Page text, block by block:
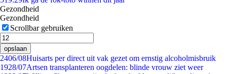
Gezondheid
Gezondheid
Scrollbar gebruiken
opslaan
2406/08Huisarts per direct uit vak gezet om ernstig alcoholmisbruik
1928/07Artsen transplanteren oogdelen: blinde vrouw ziet weer